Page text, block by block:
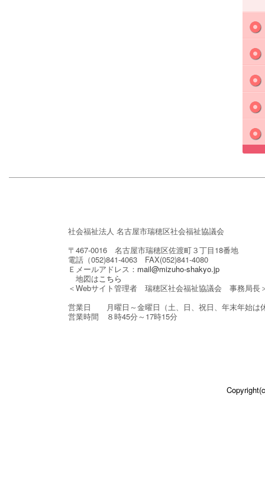
社会福祉法人 名古屋市瑞穂区社会福祉協議会
〒467-0016 名古屋市瑞穂区佐渡町３丁目18番地
電話（052)841-4063 FAX(052)841-4080
Ｅメールアドレス： mail@mizuho-shakyo.jp
地図はこちら
＜Webサイト管理者 瑞穂区社会福祉協議会 事務局長
営業日 月曜日～金曜日（土、日、祝日、年末年始は
営業時間 ８時45分～17時15分